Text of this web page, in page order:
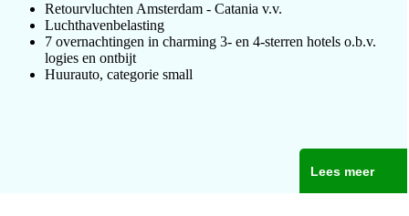
Retourvluchten Amsterdam - Catania v.v.
Luchthavenbelasting
7 overnachtingen in charming 3- en 4-sterren hotels o.b.v.
logies en ontbijt
Huurauto, categorie small
Lees meer